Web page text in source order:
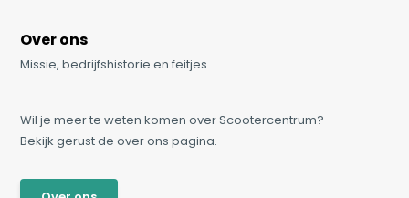
Over ons
Missie, bedrijfshistorie en feitjes
Wil je meer te weten komen over Scootercentrum?
Bekijk gerust de over ons pagina.